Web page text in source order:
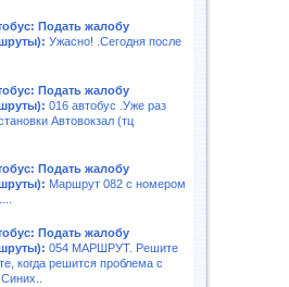
Подать жалобу
Ужасно! .Сегодня после
Подать жалобу
016 автобус .Уже раз
Автовокзал (тц
Подать жалобу
Маршрут 082 с номером
Подать жалобу
054 МАРШРУТ. Решите
когда решится проблема с